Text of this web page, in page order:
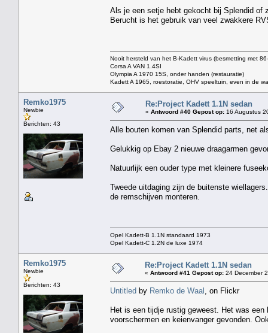
Als je een setje hebt gekocht bij Splendid of
Berucht is het gebruik van veel zwakkere
Nooit hersteld van het B-Kadett virus (besmetting met
Corsa A VAN 1.4SI
Olympia A 1970 15S, onder handen (restauratie)
Kadett A 1965, roestoratie, OHV speeltuin, even in de
Remko1975
Newbie
Berichten: 43
Re:Project Kadett 1.1N sedan
« Antwoord #40 Gepost op: 16 Augustus
Alle bouten komen van Splendid parts, net
Gelukkig op Ebay 2 nieuwe draagarmen
Natuurlijk een ouder type met kleinere
Tweede uitdaging zijn de buitenste
de remschijven monteren.
Opel Kadett-B 1.1N standaard 1973
Opel Kadett-C 1.2N de luxe 1974
Remko1975
Newbie
Berichten: 43
Re:Project Kadett 1.1N sedan
« Antwoord #41 Gepost op: 24 December
Untitled by Remko de Waal , on Flickr
Het is een tijdje rustig geweest. Het was
voorschermen en keienvanger gevonden.